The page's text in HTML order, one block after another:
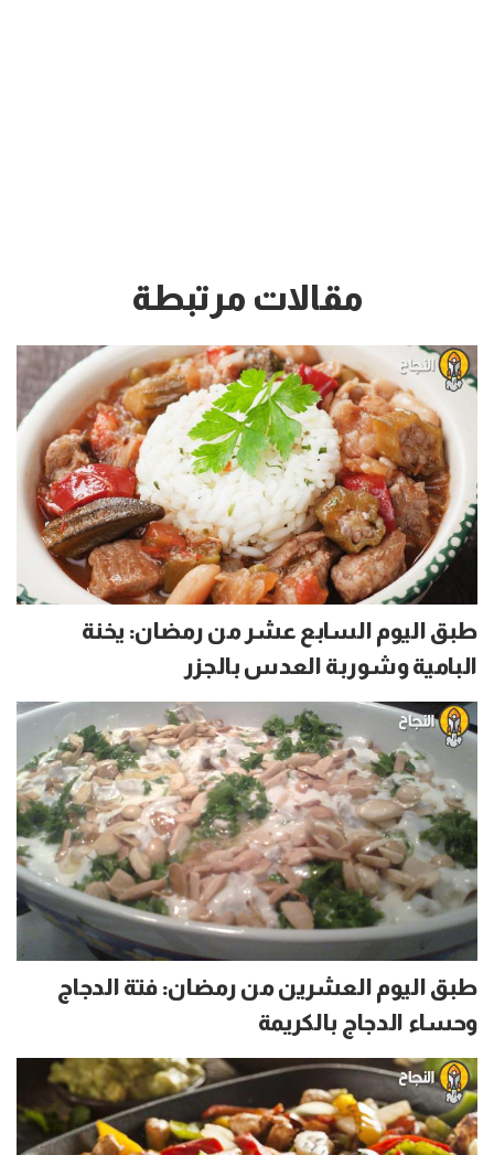
مقالات مرتبطة
طبق اليوم السابع عشر من رمضان: يخنة
البامية وشوربة العدس بالجزر
طبق اليوم العشرين من رمضان: فتة الدجاج
وحساء الدجاج بالكريمة